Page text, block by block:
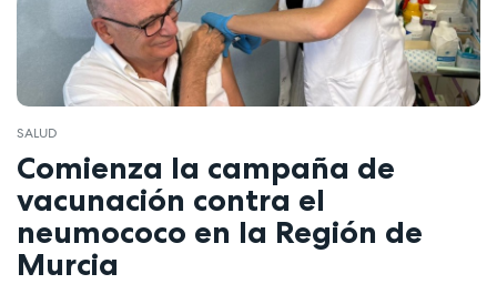
SALUD
Comienza la campaña de
vacunación contra el
neumococo en la Región de
Murcia